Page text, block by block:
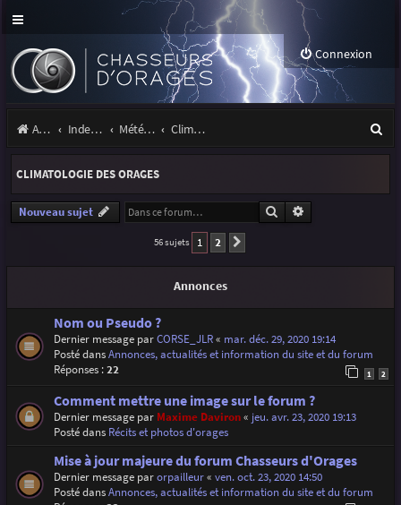
Connexion
Accueil Index du forum Météo et climatologie des orages Climatologie des orages
e
r
CLIMATOLOGIE DES ORAGES
Nouveau sujet Rechercher
56 sujets 1 2
Annonces
Nom ou Pseudo ?
Dernier message parCORSE_JLR« mar. déc. 29, 2020 19:14
Posté dansAnnonces, actualités et information du site et du forum
Réponses :22 1 2
Comment mettre une image sur le forum ?
Dernier message par Maxime Daviron« jeu. avr. 23, 2020 19:13
Posté dans Récits et photos d'orages
Mise à jour majeure du forum Chasseurs d'Orages
Dernier message parorpailleur« ven. oct. 23, 2020 14:50
Posté dansAnnonces, actualités et information du site et du forum